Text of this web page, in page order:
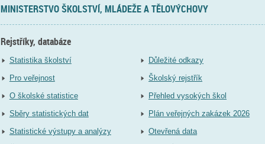
MINISTERSTVO ŠKOLSTVÍ, MLÁDEŽE A TĚLOVÝCHOVY
Rejstříky, databáze
Statistika školství
Pro veřejnost
O školské statistice
Sběry statistických dat
Statistické výstupy a analýzy
Důležité odkazy
Školský rejstřík
Přehled vysokých škol
Plán veřejných zakázek 2026
Otevřená data